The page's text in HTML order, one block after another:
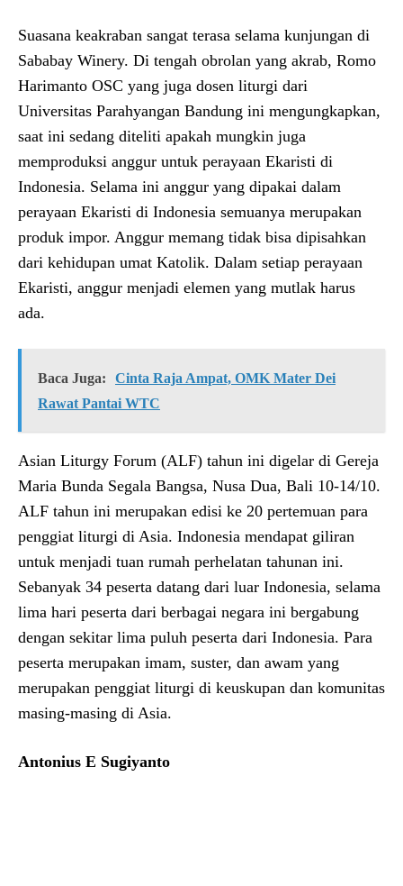
Suasana keakraban sangat terasa selama kunjungan di
Sababay Winery. Di tengah obrolan yang akrab, Romo
Harimanto OSC yang juga dosen liturgi dari
Universitas Parahyangan Bandung ini mengungkapkan,
saat ini sedang diteliti apakah mungkin juga
memproduksi anggur untuk perayaan Ekaristi di
Indonesia. Selama ini anggur yang dipakai dalam
perayaan Ekaristi di Indonesia semuanya merupakan
produk impor. Anggur memang tidak bisa dipisahkan
dari kehidupan umat Katolik. Dalam setiap perayaan
Ekaristi, anggur menjadi elemen yang mutlak harus
ada.
Baca Juga:
Cinta Raja Ampat, OMK Mater Dei
Rawat Pantai WTC
Asian Liturgy Forum (ALF) tahun ini digelar di Gereja
Maria Bunda Segala Bangsa, Nusa Dua, Bali 10-14/10.
ALF tahun ini merupakan edisi ke 20 pertemuan para
penggiat liturgi di Asia. Indonesia mendapat giliran
untuk menjadi tuan rumah perhelatan tahunan ini.
Sebanyak 34 peserta datang dari luar Indonesia, selama
lima hari peserta dari berbagai negara ini bergabung
dengan sekitar lima puluh peserta dari Indonesia. Para
peserta merupakan imam, suster, dan awam yang
merupakan penggiat liturgi di keuskupan dan komunitas
masing-masing di Asia.
Antonius E Sugiyanto